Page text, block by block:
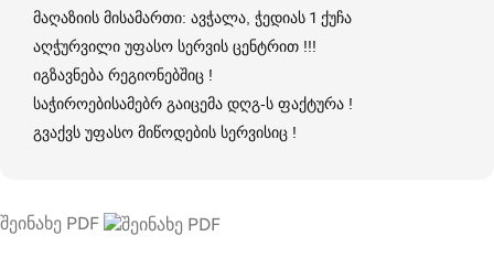
მაღაზიის მისამართი: ავჭალა, ჭედიას 1 ქუჩა
აღჭურვილი უფასო სერვის ცენტრით !!!
იგზავნება რეგიონებშიც !
საჭიროებისამებრ გაიცემა დღგ-ს ფაქტურა !
გვაქვს უფასო მიწოდების სერვისიც !
შეინახე PDF